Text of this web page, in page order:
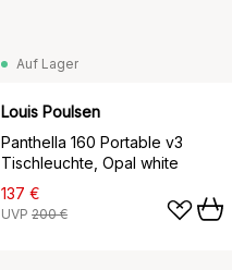
Auf Lager
Louis Poulsen
Panthella 160 Portable v3
Tischleuchte, Opal white
137 €
UVP 200 €